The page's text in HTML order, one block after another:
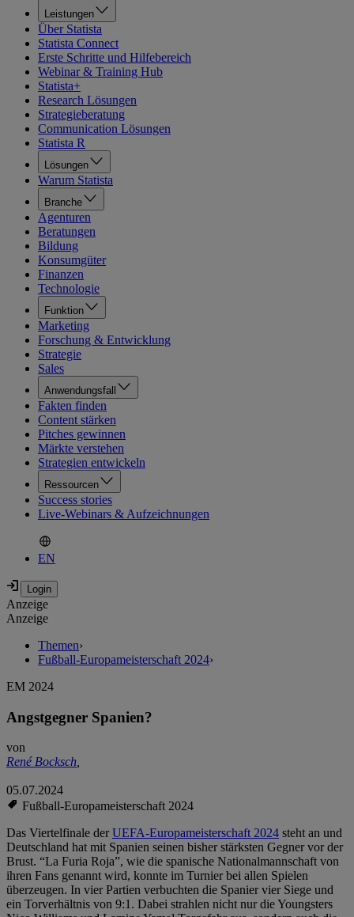
Leistungen
Über Statista
Statista Connect
Erste Schritte und Hilfebereich
Webinar & Training Hub
Statista+
Research Lösungen
Strategieberatung
Communication Lösungen
Statista R
Lösungen
Warum Statista
Branche
Agenturen
Beratungen
Bildung
Konsumgüter
Finanzen
Technologie
Funktion
Marketing
Forschung & Entwicklung
Strategie
Sales
Anwendungsfall
Fakten finden
Content stärken
Pitches gewinnen
Märkte verstehen
Strategien entwickeln
Ressourcen
Success stories
Live-Webinars & Aufzeichnungen
EN
Anzeige
Anzeige
Themen›
Fußball-Europameisterschaft 2024›
EM 2024
Angstgegner Spanien?
von
René Bocksch,
05.07.2024
Fußball-Europameisterschaft 2024
Das Viertelfinale derUEFA-Europameisterschaft 2024 steht an und
Deutschland hat mit Spanien seinen bisher stärksten Gegner vor der
Brust. “La Furia Roja”, wie die spanische Nationalmannschaft von
ihren Fans genannt wird, konnte im Turnier bei allen Spielen
überzeugen. In vier Partien verbuchten die Spanier vier Siege und
ein Torverhältnis von 9:1. Dabei strahlen nicht nur die Youngsters